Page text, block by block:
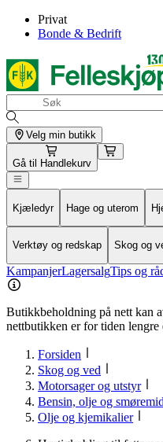
Privat
Bonde & Bedrift
Velg min butikk
Gå til Handlekurv
Kjæledyr Hage og uterom
Verktøy og redskap Skog og
KampanjerLagersalgTips og
Butikkbeholdning på nett kan
nettbutikken er for tiden lengre
Forsiden
Skog og ved
Motorsager og utstyr
Bensin, olje og
Olje og kjemikalier